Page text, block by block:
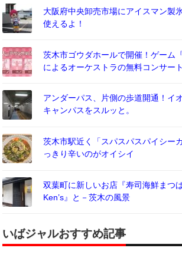
大阪府中央卸売市場にアイスマン製
使えるよ！
茨木市ゴウダホールで開催！ゲーム
によるオーケストラの無料コンサート
アンダーパス、片側の歩道開通！イ
キャンパスをスルッと。
茨木市駅近く「スパスパスパイシー
っきり辛いのがオイシイ
双葉町に新しいお店『寿司海鮮まつ
Ken’s』と－茨木の風景
いばジャルおすすめ記事